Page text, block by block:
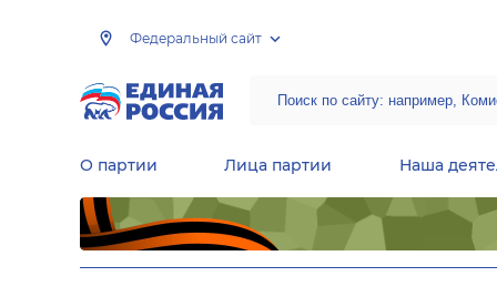
Федеральный сайт
О партии Лица партии Наша